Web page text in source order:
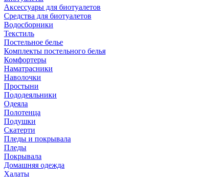
Аксессуары для биотуалетов
Средства для биотуалетов
Водосборники
Текстиль
Постельное белье
Комплекты постельного белья
Комфортеры
Наматрасники
Наволочки
Простыни
Пододеяльники
Одеяла
Полотенца
Подушки
Скатерти
Пледы и покрывала
Пледы
Покрывала
Домашняя одежда
Халаты